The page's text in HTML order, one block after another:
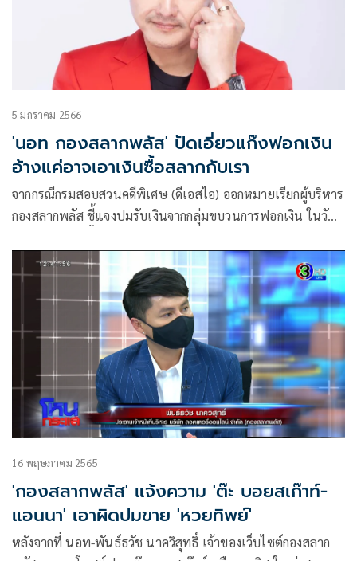
5 มกราคม 2566
'นอท กองสลากพลัส' ปัดเอี่ยวแก๊งฟอกเงิน
อ้างแค่อาจเอาเงินซื้อสลากกับเรา
จากกรณีกรมสอบสวนคดีพิเศษ (ดีเอสไอ) ออกหมายเรียกผู้บริหาร
กองสลากพลัส ชี้แจงปมรับเงินจากกลุ่มขบวนการฟอกเงิน ในวัน
16 พฤษภาคม 2565
'กองสลากพลัส' แจ้งความ 'ต๊ะ บอยสเก๊าท์-
แอนนา' เอาผิดปมขาย 'หวยทิพย์'
หลังจากที่ นอท-พันธ์ธวัช นาควิสุทธิ์ เจ้าของเว็บไซต์กองสลาก